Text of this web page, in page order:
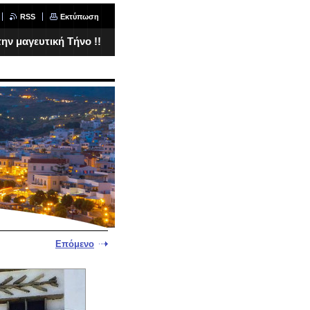
RSS Εκτύπωση
μαγευτική Τήνο !!
Επόμενο